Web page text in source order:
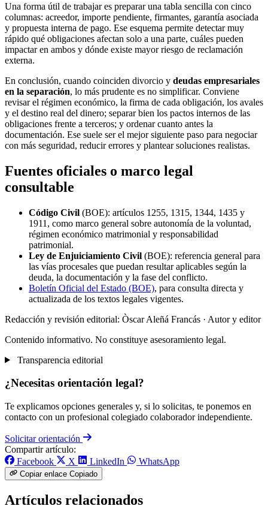
Una forma útil de trabajar es preparar una tabla sencilla con cinco
columnas: acreedor, importe pendiente, firmantes, garantía asociada
y propuesta interna de pago. Ese esquema permite detectar muy
rápido qué obligaciones afectan solo a una parte, cuáles pueden
impactar en ambos y dónde existe mayor riesgo de reclamación
externa.
En conclusión, cuando coinciden divorcio y deudas empresariales
en la separación, lo más prudente es no simplificar. Conviene
revisar el régimen económico, la firma de cada obligación, los avales
y el destino real del dinero; separar bien los pactos internos de las
obligaciones frente a terceros; y ordenar cuanto antes la
documentación. Ese suele ser el mejor siguiente paso para negociar
con más seguridad, reducir errores y plantear soluciones realistas.
Fuentes oficiales o marco legal
consultable
Código Civil (BOE): artículos 1255, 1315, 1344, 1435 y
1911, como marco general sobre autonomía de la voluntad,
régimen económico matrimonial y responsabilidad
patrimonial.
Ley de Enjuiciamiento Civil (BOE): referencia general para
las vías procesales que puedan resultar aplicables según la
deuda, la documentación y la fase del conflicto.
Boletín Oficial del Estado (BOE), para consulta directa y
actualizada de los textos legales vigentes.
Redacción y revisión editorial: Òscar Aleñá Francás · Autor y editor
Contenido informativo. No constituye asesoramiento legal.
Transparencia editorial
¿Necesitas orientación legal?
Te explicamos opciones generales y, si lo solicitas, te ponemos en
contacto con un profesional colegiado colaborador independiente.
Solicitar orientación
Compartir artículo:
Facebook
X LinkedIn WhatsApp
Copiar enlace Copiado
Artículos relacionados